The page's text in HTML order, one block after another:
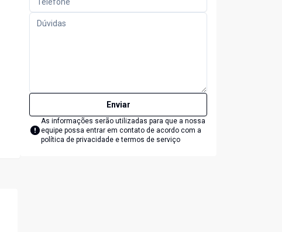
Enviar
As informações serão utilizadas para que a nossa
equipe possa entrar em contato de acordo com a
política de privacidade e termos de serviço